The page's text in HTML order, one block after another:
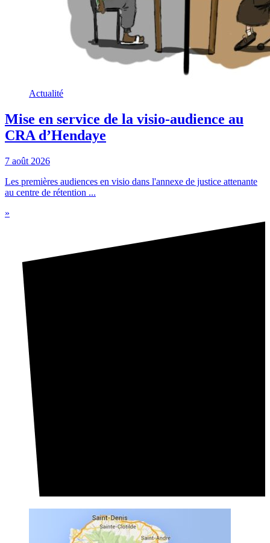
Actualité
Mise en service de la visio-audience au
CRA d’Hendaye
7 août 2026
Les premières audiences en visio dans l'annexe de justice attenante
au centre de rétention ...
»